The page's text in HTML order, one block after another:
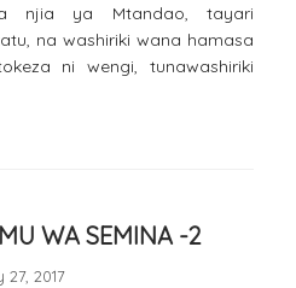
njia ya Mtandao, tayari
na washiriki wana hamasa
ni wengi, tunawashiriki
WA SEMINA -2
27, 2017